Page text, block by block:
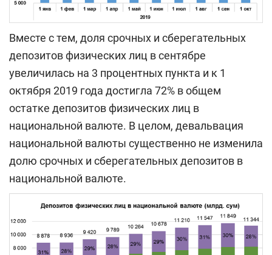
Вместе с тем, доля срочных и сберегательных
депозитов физических лиц в сентябре
увеличилась на 3 процентных пункта и к 1
октября 2019 года достигла 72% в общем
остатке депозитов физических лиц в
национальной валюте. В целом, девальвация
национальной валюты существенно не изменила
долю срочных и сберегательных депозитов в
национальной валюте.